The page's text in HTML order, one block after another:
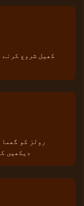
کھیل شروع
رولز کو
دیکھیں